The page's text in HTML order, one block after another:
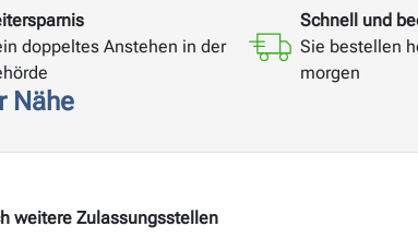
doppeltes Anstehen in der
Schnell und
Sie bestellen
morgen
Nähe
weitere Zulassungsstellen